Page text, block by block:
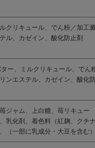
クリキュール、でん粉／加工澱
ル、カゼイン、酸化防止剤
ー、ミルクリキュール、でん
ンエステル、カゼイン、酸化
ジャム、上白糖、苺リキュー
乳化剤、着色料（紅麹、クチナ
（一部に乳成分・大豆を含む）